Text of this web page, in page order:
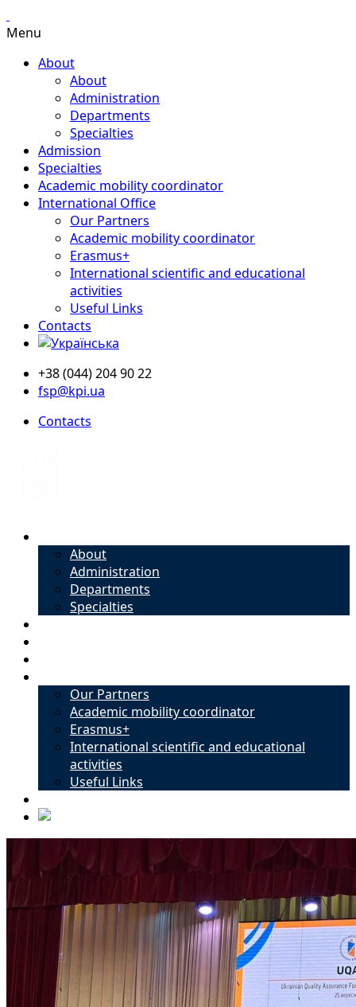
Menu
About
About
Administration
Departments
Specialties
Admission
Specialties
Academic mobility coordinator
International Office
Our Partners
Academic mobility coordinator
Erasmus+
International scientific and educational
activities
Useful Links
Contacts
+38 (044) 204 90 22
fsp@kpi.ua
Contacts
About
Administration
Departments
Specialties
Our Partners
Academic mobility coordinator
Erasmus+
International scientific and educational
activities
Useful Links